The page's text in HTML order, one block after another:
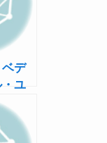
ベデ
ユ
ジ
For